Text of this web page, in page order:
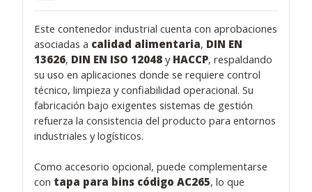
Este contenedor industrial cuenta con aprobaciones
asociadas a calidad alimentaria, DIN EN
13626, DIN EN ISO 12048 y HACCP, respaldando
su uso en aplicaciones donde se requiere control
técnico, limpieza y confiabilidad operacional. Su
fabricación bajo exigentes sistemas de gestión
refuerza la consistencia del producto para entornos
industriales y logísticos.
Como accesorio opcional, puede complementarse
con tapa para bins código AC265, lo que